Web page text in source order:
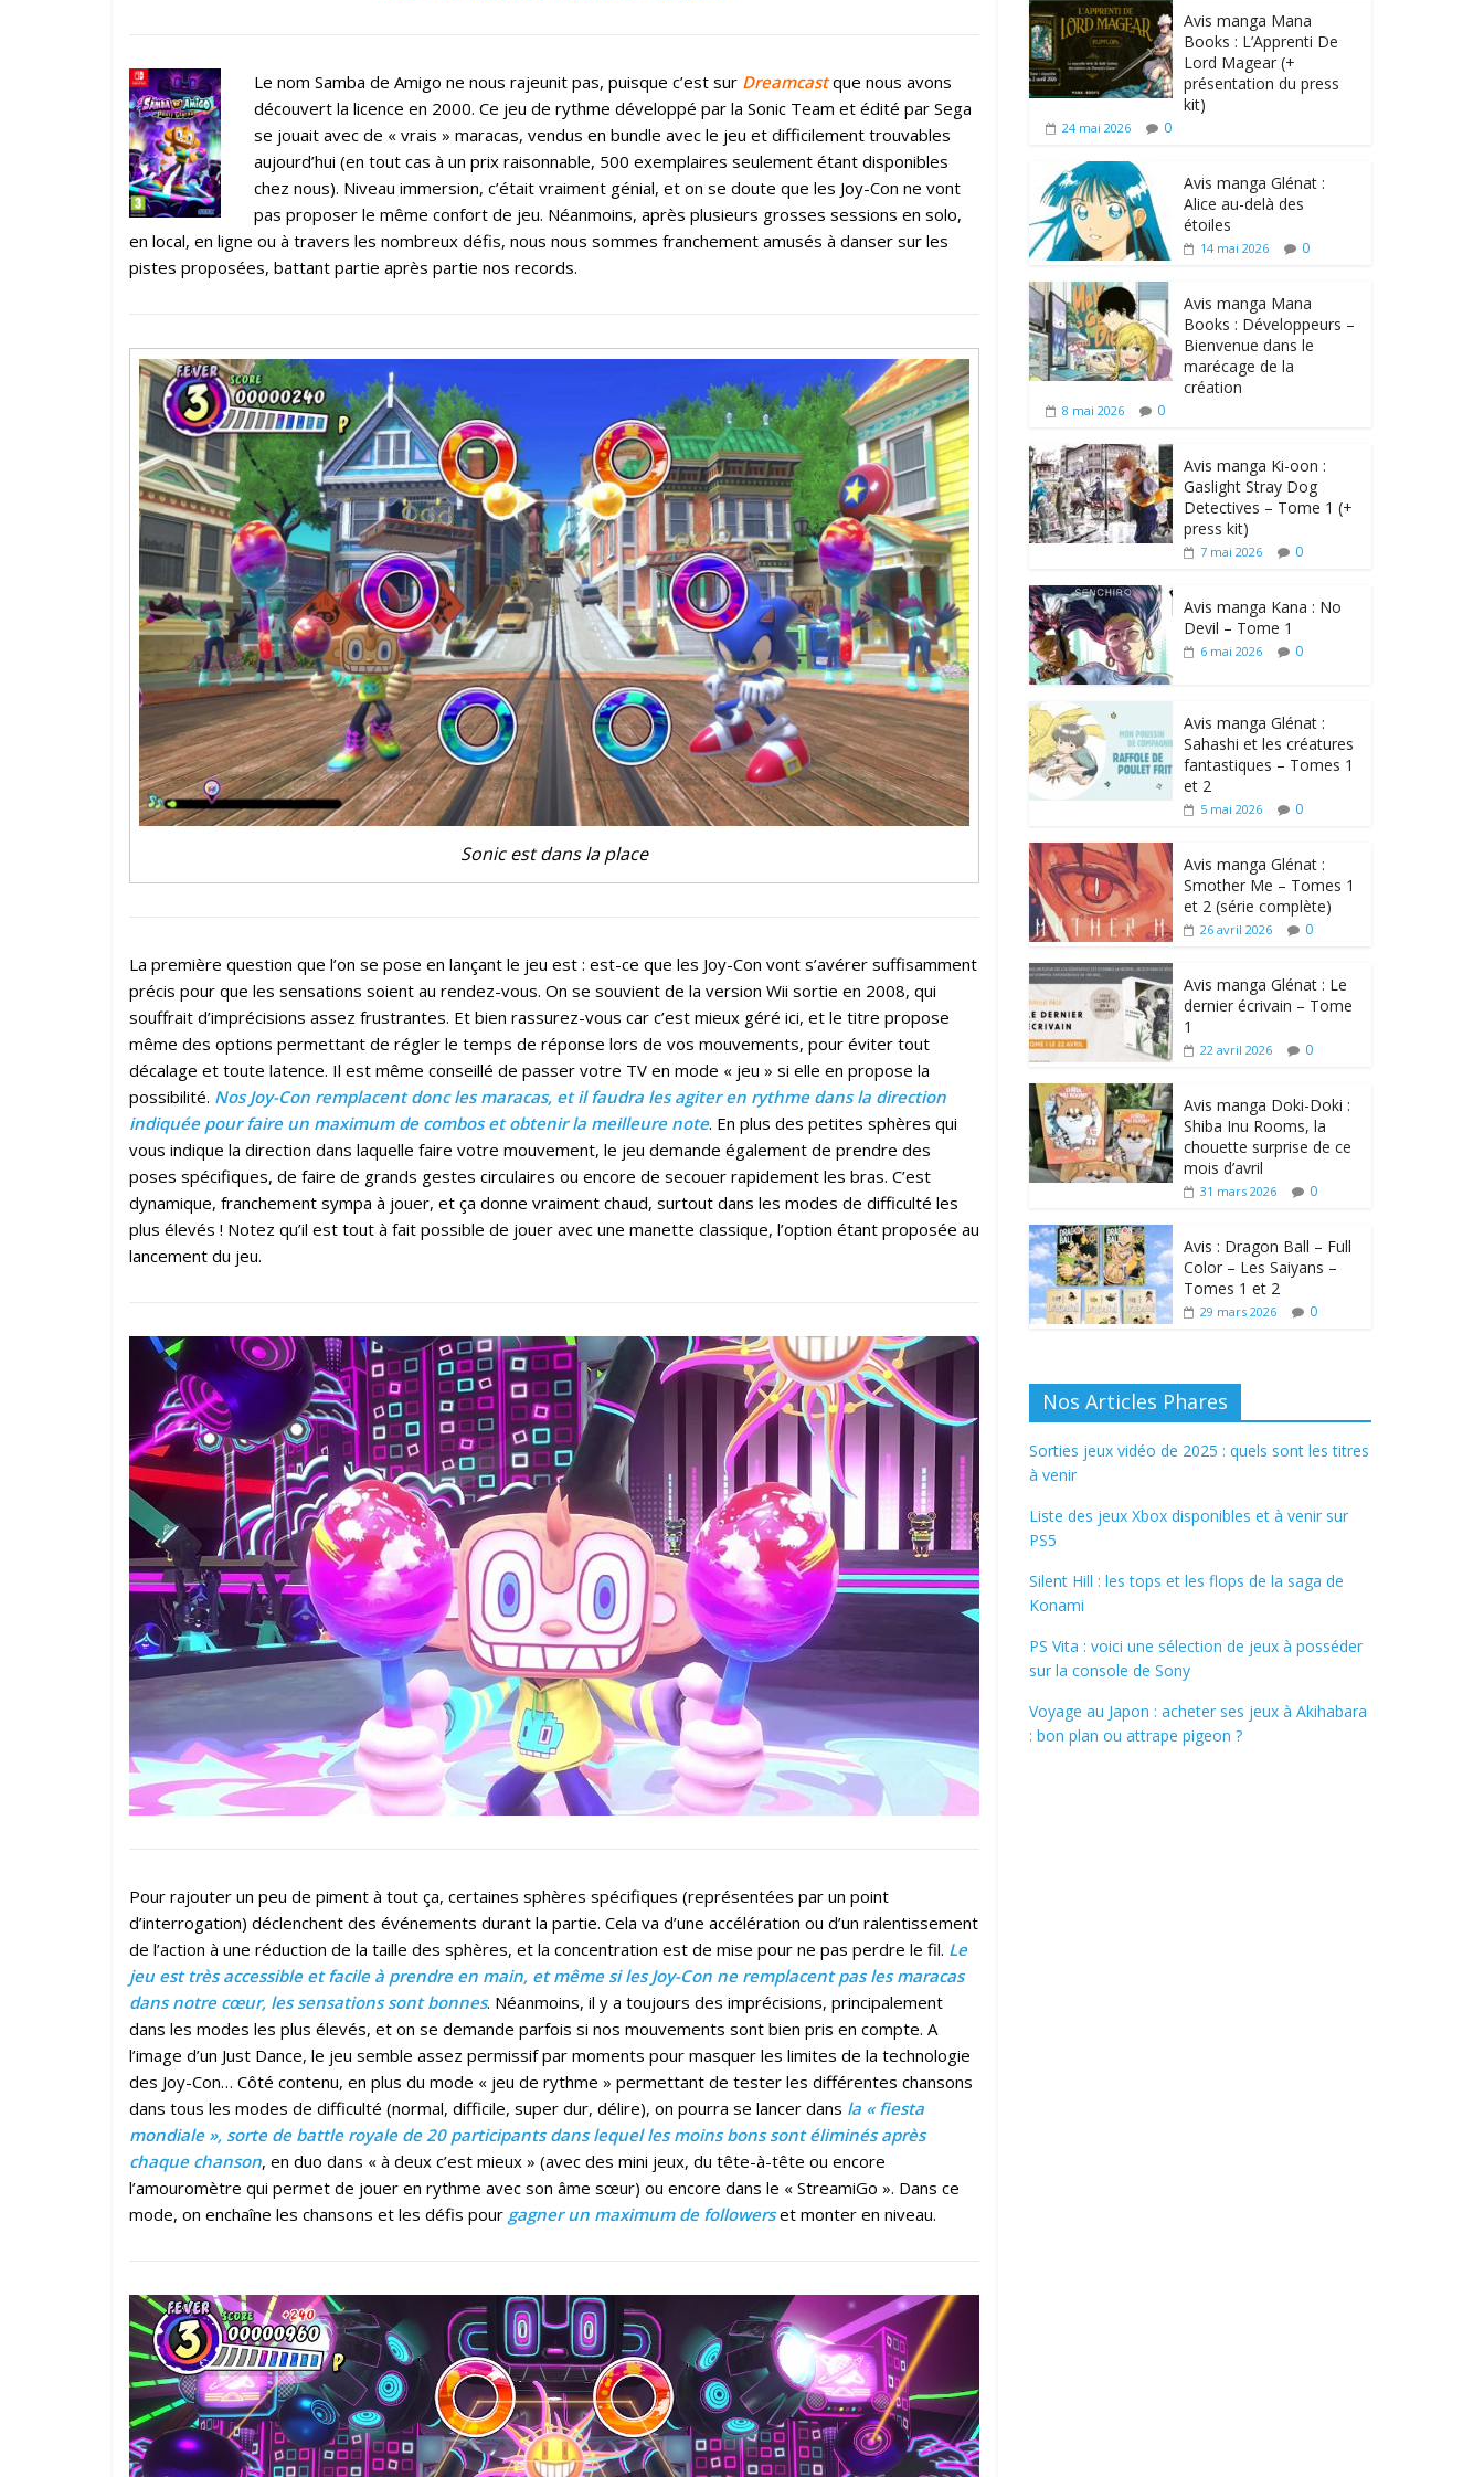
Le nom Samba de Amigo ne nous rajeunit pas, puisque c’est sur Dreamcastque nous avons
découvert la licence en 2000. Ce jeu de rythme développé par la Sonic Team et édité par Sega
se jouait avec de « vrais » maracas, vendus en bundle avec le jeu et difficilement trouvables
aujourd’hui (en tout cas à un prix raisonnable, 500 exemplaires seulement étant disponibles
chez nous). Niveau immersion, c’était vraiment génial, et on se doute que les Joy-Con ne vont
pas proposer le même confort de jeu. Néanmoins, après plusieurs grosses sessions en solo,
en local, en ligne ou à travers les nombreux défis, nous nous sommes franchement amusés à danser sur les
pistes proposées, battant partie après partie nos records.
Sonic est dans la place
La première question que l’on se pose en lançant le jeu est : est-ce que les Joy-Con vont s’avérer suffisamment
précis pour que les sensations soient au rendez-vous. On se souvient de la version Wii sortie en 2008, qui
souffrait d’imprécisions assez frustrantes. Et bien rassurez-vous car c’est mieux géré ici, et le titre propose
même des options permettant de régler le temps de réponse lors de vos mouvements, pour éviter tout
décalage et toute latence. Il est même conseillé de passer votre TV en mode « jeu » si elle en propose la
possibilité. Nos Joy-Con remplacent donc les maracas, et il faudra les agiter en rythme dans la direction
indiquée pour faire un maximum de combos et obtenir la meilleure note. En plus des petites sphères qui
vous indique la direction dans laquelle faire votre mouvement, le jeu demande également de prendre des
poses spécifiques, de faire de grands gestes circulaires ou encore de secouer rapidement les bras. C’est
dynamique, franchement sympa à jouer, et ça donne vraiment chaud, surtout dans les modes de difficulté les
plus élevés ! Notez qu’il est tout à fait possible de jouer avec une manette classique, l’option étant proposée au
lancement du jeu.
Pour rajouter un peu de piment à tout ça, certaines sphères spécifiques (représentées par un point
d’interrogation) déclenchent des événements durant la partie. Cela va d’une accélération ou d’un ralentissement
de l’action à une réduction de la taille des sphères, et la concentration est de mise pour ne pas perdre le fil. Le
jeu est très accessible et facile à prendre en main, et même si les Joy-Con ne remplacent pas les maracas
dans notre cœur, les sensations sont bonnes. Néanmoins, il y a toujours des imprécisions, principalement
dans les modes les plus élevés, et on se demande parfois si nos mouvements sont bien pris en compte. A
l’image d’un Just Dance, le jeu semble assez permissif par moments pour masquer les limites de la technologie
des Joy-Con… Côté contenu, en plus du mode « jeu de rythme » permettant de tester les différentes chansons
dans tous les modes de difficulté (normal, difficile, super dur, délire), on pourra se lancer dans la « fiesta
mondiale », sorte de battle royale de 20 participants dans lequel les moins bons sont éliminés après
chaque chanson, en duo dans « à deux c’est mieux » (avec des mini jeux, du tête-à-tête ou encore
l’amouromètre qui permet de jouer en rythme avec son âme sœur) ou encore dans le « StreamiGo ». Dans ce
mode, on enchaîne les chansons et les défis pour gagner un maximum de followerset monter en niveau.
Avis manga Mana
Books : L’Apprenti De
Lord Magear (+
présentation du press
kit)
24 mai 2026 0
Avis manga Glénat :
Alice au-delà des
étoiles
14 mai 2026 0
Avis manga Mana
Books : Développeurs –
Bienvenue dans le
marécage de la
création
8 mai 2026 0
Avis manga Ki-oon :
Gaslight Stray Dog
Detectives – Tome 1 (+
press kit)
7 mai 2026 0
Avis manga Kana : No
Devil – Tome 1
6 mai 2026 0
Avis manga Glénat :
Sahashi et les créatures
fantastiques – Tomes 1
et 2
5 mai 2026 0
Avis manga Glénat :
Smother Me – Tomes 1
et 2 (série complète)
26 avril 2026 0
Avis manga Glénat : Le
dernier écrivain – Tome
1
22 avril 2026 0
Avis manga Doki-Doki :
Shiba Inu Rooms, la
chouette surprise de ce
mois d’avril
31 mars 2026 0
Avis : Dragon Ball – Full
Color – Les Saiyans –
Tomes 1 et 2
29 mars 2026 0
Nos Articles Phares
Sorties jeux vidéo de 2025 : quels sont les titres
à venir
Liste des jeux Xbox disponibles et à venir sur
PS5
Silent Hill : les tops et les flops de la saga de
Konami
PS Vita : voici une sélection de jeux à posséder
sur la console de Sony
Voyage au Japon : acheter ses jeux à Akihabara
: bon plan ou attrape pigeon ?